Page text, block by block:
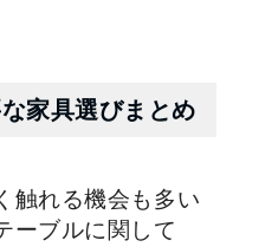
家具選びまとめ
触れる機会も多い
ーブルに関して